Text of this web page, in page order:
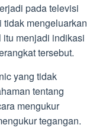
pada televisi
mengeluarkan
menjadi indikasi
tersebut.
yang tidak
tentang
mengukur
tegangan.